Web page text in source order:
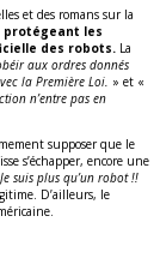
et des romans sur la
protégeant les
des robots. La
aux ordres donnés
la Première Loi. » et «
n’entre pas en
supposer que le
s’échapper, encore une
Je suis plus qu’un robot !!
D’ailleurs, le